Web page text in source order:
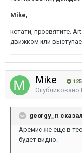
Mike,
кстати, просвятите.
движком или
Mike 125
Опубликовано
georgy_n
Аремис же еще в
будет видно.